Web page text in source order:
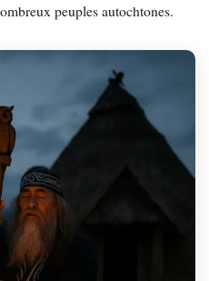
peuples autochtones.